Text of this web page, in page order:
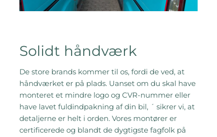
Solidt håndværk
De store brands kommer til os, fordi de ved, at
håndværket er på plads. Uanset om du skal have
monteret et mindre logo og CVR-nummer eller
have lavet fuldindpakning af din bil, ´ sikrer vi, at
detaljerne er helt i orden. Vores montører er
certificerede og blandt de dygtigste fagfolk på